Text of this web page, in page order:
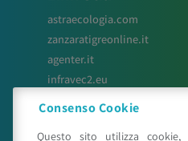
astraecologia.com
zanzaratigreonline.it
agenter.it
infravec2.eu
meteosystem.com
Consenso Cookie
Questo sito utilizza